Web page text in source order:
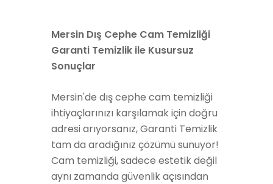
Mersin Dış Cephe Cam Temizliği
Garanti Temizlik ile Kusursuz
Sonuçlar
Mersin'de dış cephe cam temizliği
ihtiyaçlarınızı karşılamak için doğru
adresi arıyorsanız, Garanti Temizlik
tam da aradığınız çözümü sunuyor!
Cam temizliği, sadece estetik değil
aynı zamanda güvenlik açısından